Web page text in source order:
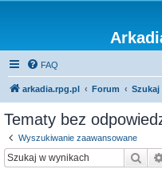
FAQ
arkadia.rpg.pl Forum Szukaj
Tematy bez
Wyszukiwanie zaawansowane